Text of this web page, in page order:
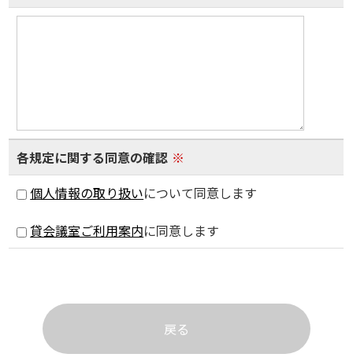
各規定に関する同意の確認 ※
個人情報の取り扱いについて同意します
貸会議室ご利用案内に同意します
戻る